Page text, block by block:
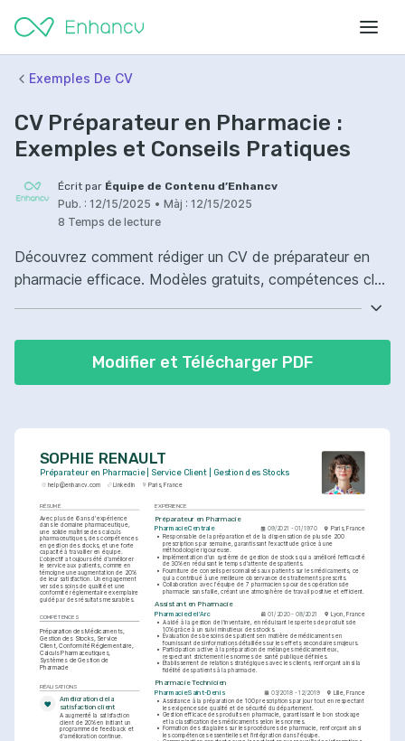
Exemples De CV
CV Préparateur en Pharmacie :
Exemples et Conseils Pratiques
Écrit par Équipe de Contenu d’Enhancv
Pub. : 12/15/2025 • Màj : 12/15/2025
8 Temps de lecture
Découvrez comment rédiger un CV de préparateur en
pharmacie efficace. Modèles gratuits, compétences clés
Modifier et Télécharger PDF
SOPHIE RENAULT
Préparateur en Pharmacie | Service Client | Gestion des Stocks
help@enhancv.com LinkedIn Paris, France
EXPÉRIENCE
Préparateur en Pharmacie
Pharmacie Centrale 09/2021 - 01/1970
Paris, France
• Responsable de la préparation et de la dispensation de plus de 200
prescriptions par semaine, garantissant l'exactitude grâce à une
méthodologie rigoureuse.
• Implémentation d’un système de gestion de stocks qui a amélioré l’efficacité
de 30% en réduisant le temps d'attente des patients.
• Fourniture de conseils personnalisés aux patients sur les médicaments, ce
qui a contribué à une meilleure observance des traitements prescrits.
• Collaboration avec l'équipe de 7 pharmaciens pour des opérations de
pharmacie sans faille, créant une atmosphère de travail positive et efficient.
Assistant en Pharmacie
Pharmacie de l'Arc 01/2020 - 08/2021 Lyon, France
• A aidé à la gestion de l'inventaire, en réduisant les pertes de produits de
10% grâce à un suivi minutieux des stocks.
• Évaluation des besoins des patients en matière de médicaments en
fournissant des informations détaillées sur les effets secondaires majeurs.
• Participation active à la préparation de mélanges médicamenteux,
respectant strictement les normes de santé publique définies.
• Établissement de relations stratégiques avec les clients, renforçant ainsi la
fidélité des patients à la pharmacie.
Pharmacie Technicien
Pharmacie Saint-Denis 03/2018 - 12/2019
Lille, France
• Assistance à la préparation de 100 prescriptions par jour tout en respectant
les exigences de qualité et de sécurité du département.
• Gestion efficace des produits en pharmacie, garantissant le bon stockage
et la classification des médicaments selon les normes.
• Formation des stagiaires sur les procédures de pharmacie, renforçant ainsi
les compétences essentielles et l'intégration dans l'équipe.
RÉSUMÉ
Avec plus de 6 ans d'expérience
dans le domaine pharmaceutique,
une solide maîtrise des calculs
pharmaceutiques, des compétences
en gestion des stocks, et une forte
capacité à travailler en équipe.
L'objectif a toujours été d'améliorer
le service aux patients, comme en
témoigne une augmentation de 20%
de leur satisfaction. Un engagement
vers des soins de qualité et une
conformité réglementaire exemplaire
guidé par des résultats mesurables.
COMPÉTENCES
Préparation des Médicaments,
Gestion des Stocks, Service
Client, Conformité Réglementaire,
Calculs Pharmaceutiques,
Systèmes de Gestion de
Pharmacie
RÉALISATIONS
Amélioration de la
satisfaction client
A augmenté la satisfaction
client de 20% en initiant un
programme de feedback et
d'amélioration continue.